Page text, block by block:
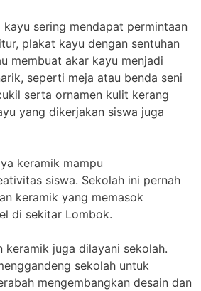
sering mendapat permintaan
plakat kayu dengan sentuhan
membuat akar kayu menjadi
seperti meja atau benda seni
serta ornamen kulit kerang
yang dikerjakan siswa juga
keramik mampu
siswa. Sekolah ini pernah
keramik yang memasok
di sekitar Lombok.
keramik juga dilayani sekolah.
sekolah untuk
mengembangkan desain dan